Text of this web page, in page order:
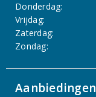
Donderdag:
Vrijdag:
Zaterdag:
Zondag:
Aanbiedingen